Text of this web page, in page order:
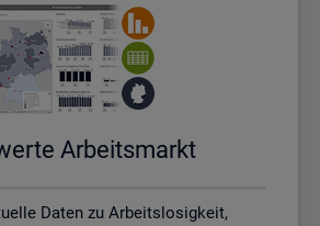
Ar­beits­markt
Daten zu Arbeitslosigkeit,